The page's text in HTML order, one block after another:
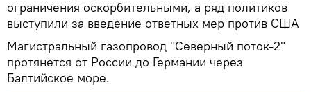
ограничения оскорбительными, а ряд политиков
выступили за введение ответных мер против США
Магистральный газопровод "Северный поток-2"
протянется от России до Германии через
Балтийское море.